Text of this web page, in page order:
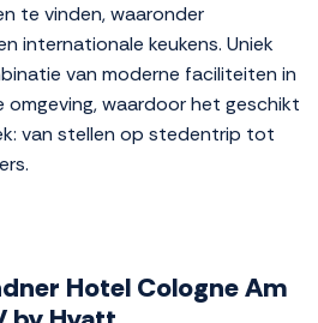
te vinden, waaronder
internationale keukens. Uniek
van moderne faciliteiten in
waardoor het geschikt
van stellen op stedentrip tot
Hotel Cologne Am